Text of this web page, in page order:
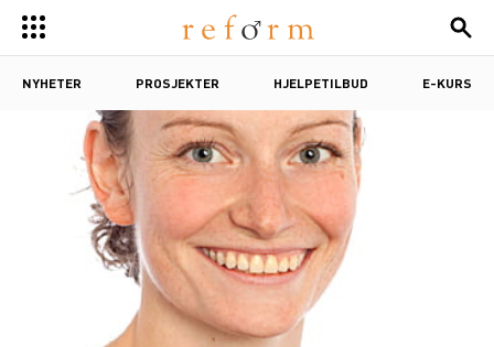
NYHETER PROSJEKTER HJELPETILBUD E-KURS